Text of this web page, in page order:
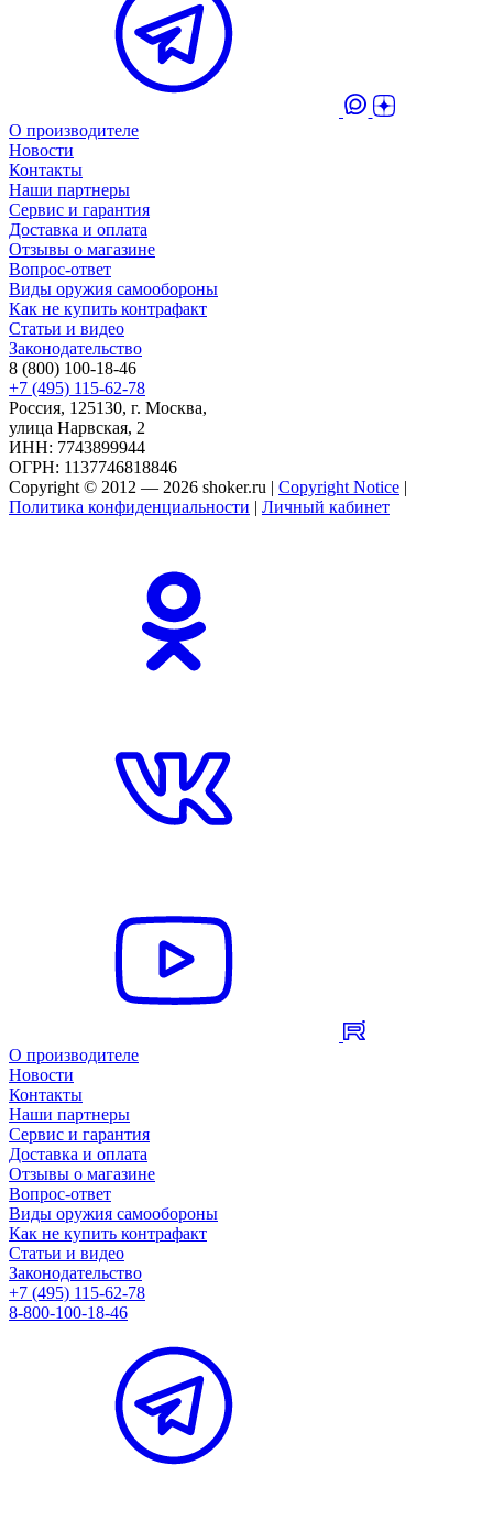
О производителе
Новости
Контакты
Наши партнеры
Сервис и гарантия
Доставка и оплата
Отзывы о магазине
Вопрос-ответ
Виды оружия самообороны
Как не купить контрафакт
Статьи и видео
Законодательство
8 (800) 100-18-46
+7 (495) 115-62-78
Россия, 125130, г. Москва,
улица Нарвская, 2
ИНН: 7743899944
ОГРН: 1137746818846
Copyright © 2012 — 2026 shoker.ru | Copyright Notice |
Политика конфиденциальности | Личный кабинет
О производителе
Новости
Контакты
Наши партнеры
Сервис и гарантия
Доставка и оплата
Отзывы о магазине
Вопрос-ответ
Виды оружия самообороны
Как не купить контрафакт
Статьи и видео
Законодательство
+7 (495) 115-62-78
8-800-100-18-46